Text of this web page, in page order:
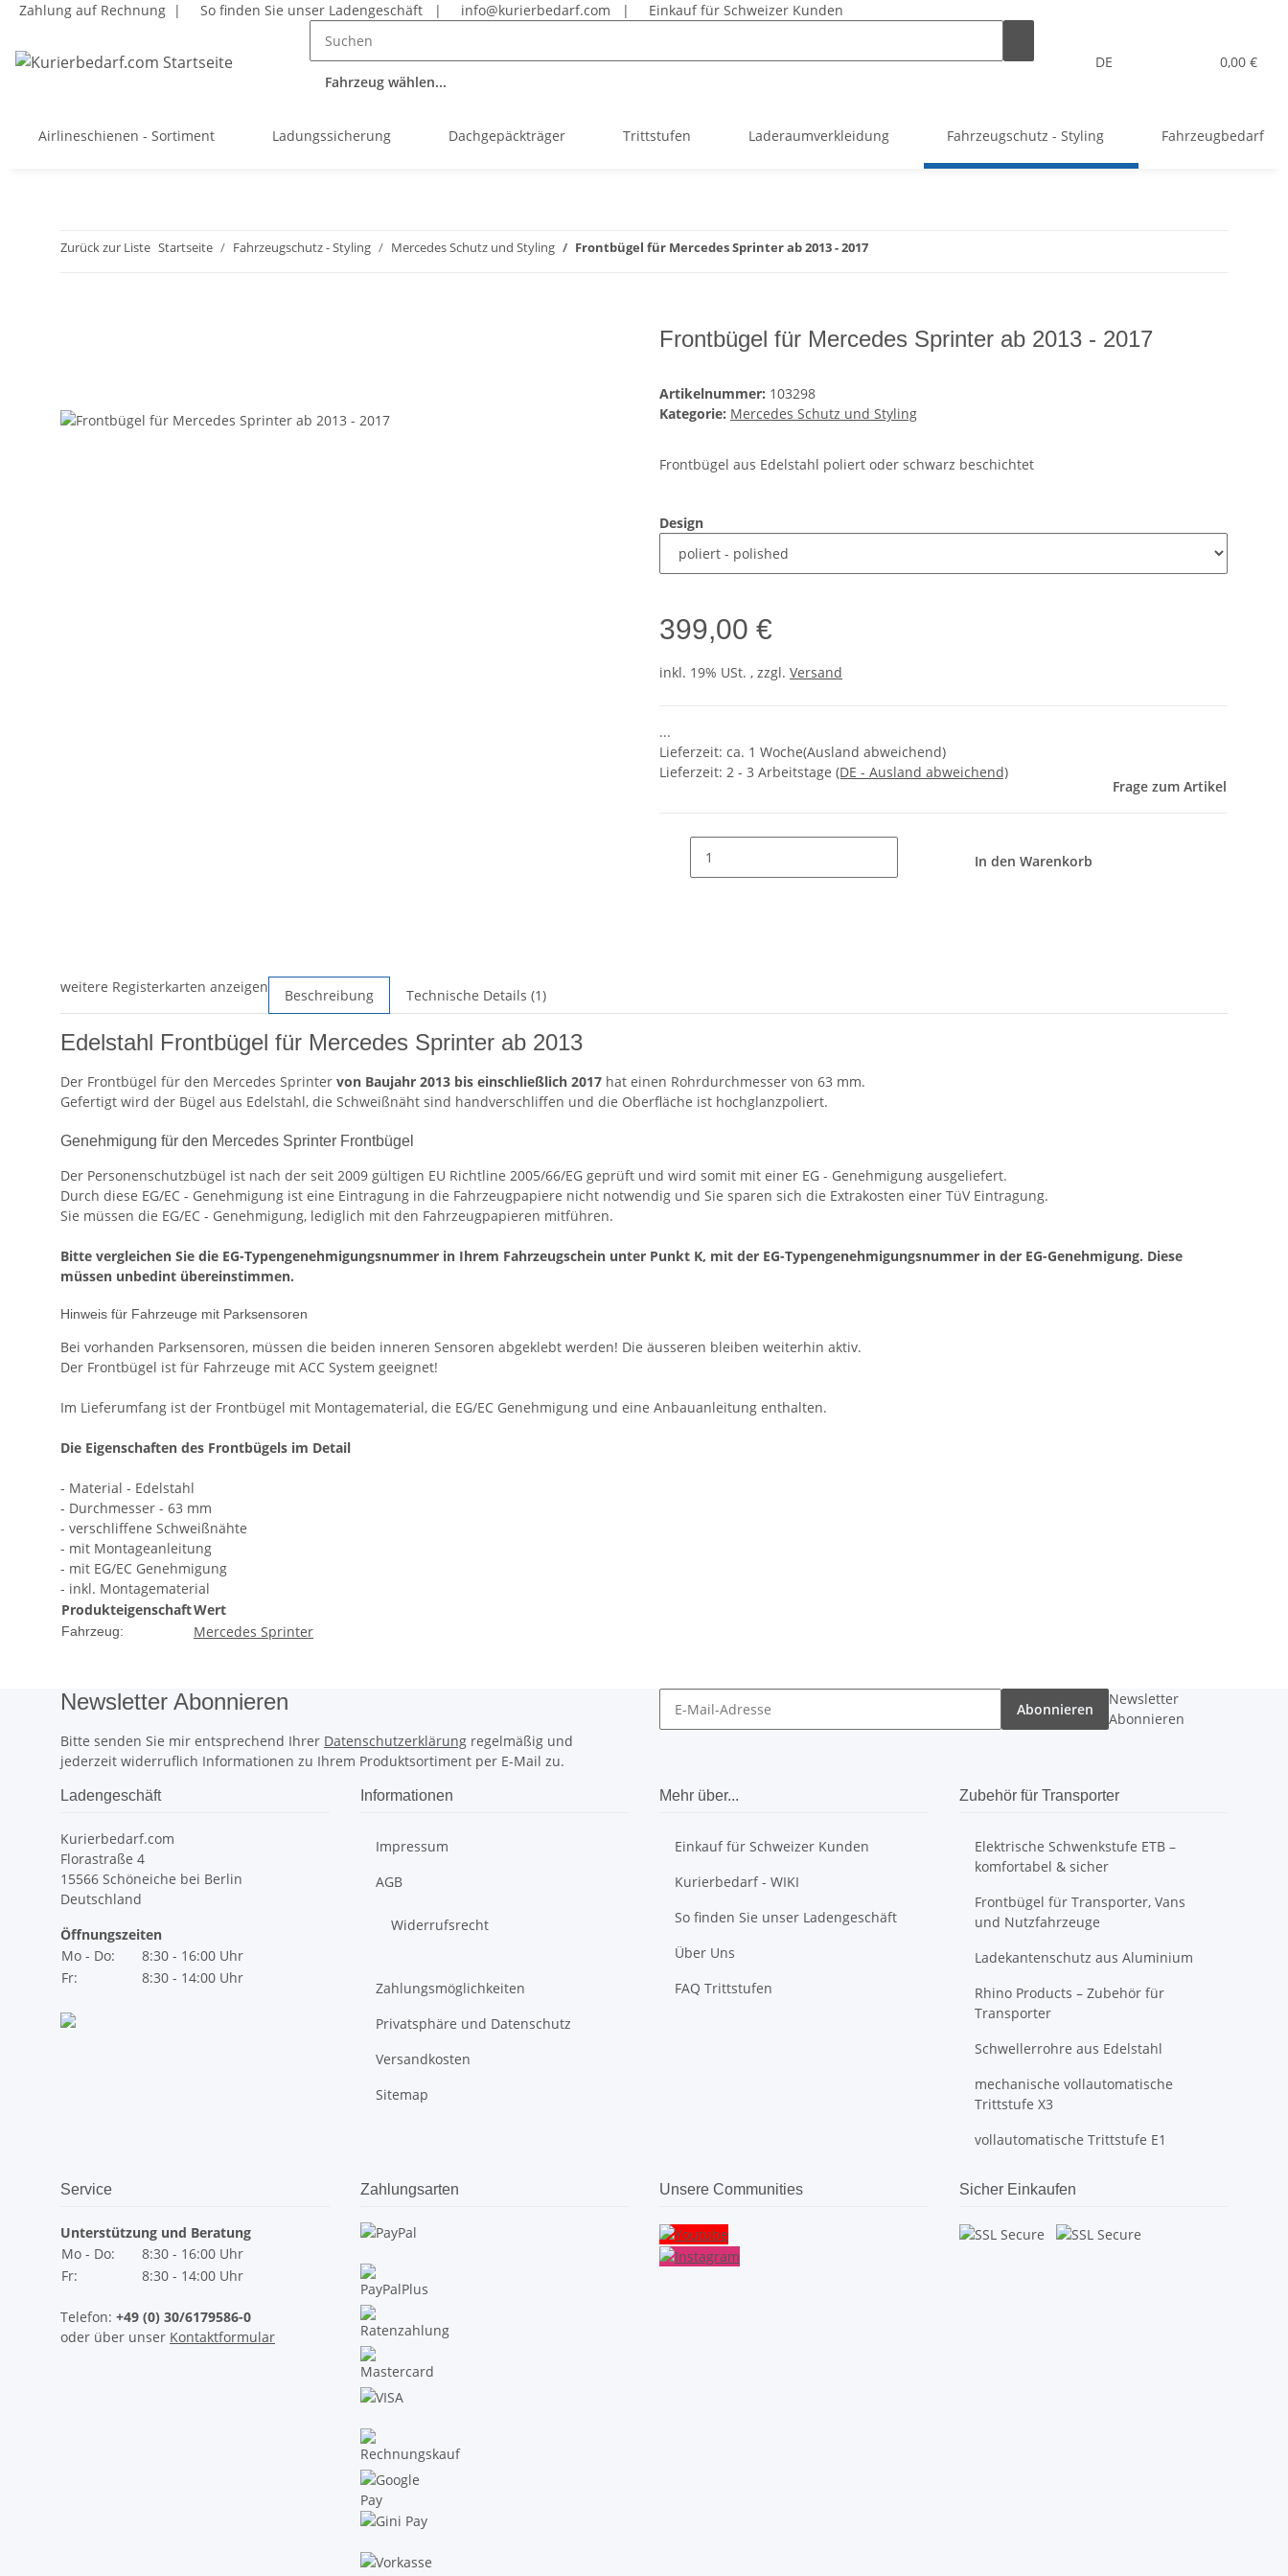
Zahlung auf Rechnung | So finden Sie unser Ladengeschäft | info@kurierbedarf.com | Einkauf für Schweizer Kunden
Fahrzeug wählen...
DE 0,00 €
Airlineschienen - Sortiment Ladungssicherung Dachgepäckträger Trittstufen Laderaumverkleidung Fahrzeugschutz - Styling Fahrzeugbedarf
Zurück zur Liste Startseite Fahrzeugschutz - Styling Mercedes Schutz und Styling Frontbügel für Mercedes Sprinter ab 2013 - 2017
Frontbügel für Mercedes Sprinter ab 2013 - 2017
Artikelnummer: 103298
Kategorie: Mercedes Schutz und Styling
Frontbügel aus Edelstahl poliert oder schwarz beschichtet
Design
399,00 €
inkl. 19% USt. , zzgl. Versand
...
Lieferzeit: ca. 1 Woche(Ausland abweichend)
Lieferzeit: 2 - 3 Arbeitstage (DE - Ausland abweichend)
Frage zum Artikel
In den Warenkorb
weitere Registerkarten anzeigen Beschreibung Technische Details (1)
Edelstahl Frontbügel für Mercedes Sprinter ab 2013
Der Frontbügel für den Mercedes Sprinter von Baujahr 2013 bis einschließlich 2017 hat einen Rohrdurchmesser von 63 mm.
Gefertigt wird der Bügel aus Edelstahl, die Schweißnäht sind handverschliffen und die Oberfläche ist hochglanzpoliert.
Genehmigung für den Mercedes Sprinter Frontbügel
Der Personenschutzbügel ist nach der seit 2009 gültigen EU Richtline 2005/66/EG geprüft und wird somit mit einer EG - Genehmigung ausgeliefert.
Durch diese EG/EC - Genehmigung ist eine Eintragung in die Fahrzeugpapiere nicht notwendig und Sie sparen sich die Extrakosten einer TüV Eintragung.
Sie müssen die EG/EC - Genehmigung, lediglich mit den Fahrzeugpapieren mitführen.
Bitte vergleichen Sie die EG-Typengenehmigungsnummer in Ihrem Fahrzeugschein unter Punkt K, mit der EG-Typengenehmigungsnummer in der EG-Genehmigung. Diese
müssen unbedint übereinstimmen.
Hinweis für Fahrzeuge mit Parksensoren
Bei vorhanden Parksensoren, müssen die beiden inneren Sensoren abgeklebt werden! Die äusseren bleiben weiterhin aktiv.
Der Frontbügel ist für Fahrzeuge mit ACC System geeignet!
Im Lieferumfang ist der Frontbügel mit Montagematerial, die EG/EC Genehmigung und eine Anbauanleitung enthalten.
Die Eigenschaften des Frontbügels im Detail
- Material - Edelstahl
- Durchmesser - 63 mm
- verschliffene Schweißnähte
- mit Montageanleitung
- mit EG/EC Genehmigung
- inkl. Montagematerial
ProdukteigenschaftWert
Fahrzeug: Mercedes Sprinter
Newsletter Abonnieren
Bitte senden Sie mir entsprechend Ihrer Datenschutzerklärung regelmäßig und
jederzeit widerruflich Informationen zu Ihrem Produktsortiment per E-Mail zu.
Abonnieren
Newsletter
Abonnieren
Ladengeschäft
Kurierbedarf.com
Florastraße 4
15566 Schöneiche bei Berlin
Deutschland
Öffnungszeiten
Mo - Do:
8:30 - 16:00 Uhr
Fr:
8:30 - 14:00 Uhr
Informationen
Impressum
AGB
Widerrufsrecht
Zahlungsmöglichkeiten
Privatsphäre und Datenschutz
Versandkosten
Sitemap
Mehr über...
Einkauf für Schweizer Kunden
Kurierbedarf - WIKI
So finden Sie unser Ladengeschäft
Über Uns
FAQ Trittstufen
Zubehör für Transporter
Elektrische Schwenkstufe ETB –
komfortabel & sicher
Frontbügel für Transporter, Vans
und Nutzfahrzeuge
Ladekantenschutz aus Aluminium
Rhino Products – Zubehör für
Transporter
Schwellerrohre aus Edelstahl
mechanische vollautomatische
Trittstufe X3
vollautomatische Trittstufe E1
Service
Unterstützung und Beratung
Mo - Do:
8:30 - 16:00 Uhr
Fr:
8:30 - 14:00 Uhr
Telefon: +49 (0) 30/6179586-0
oder über unser Kontaktformular
Zahlungsarten Unsere Communities Sicher Einkaufen